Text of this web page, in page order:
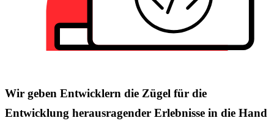
Wir geben Entwicklern die Zügel für die
Entwicklung herausragender Erlebnisse in die Hand